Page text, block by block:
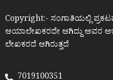
Copyright:- ಸಂಗಾತಿಯಲ್ಲಿ
ಆಯಾಲೇಖಕರದೇ ಆಗಿದ್ದು ಅವರ
ಲೇಖಕರದೆ ಆಗಿರುತ್ತದೆ
7019100351